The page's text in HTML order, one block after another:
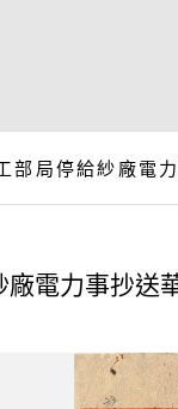
部局停給紗廠電
電力事抄送